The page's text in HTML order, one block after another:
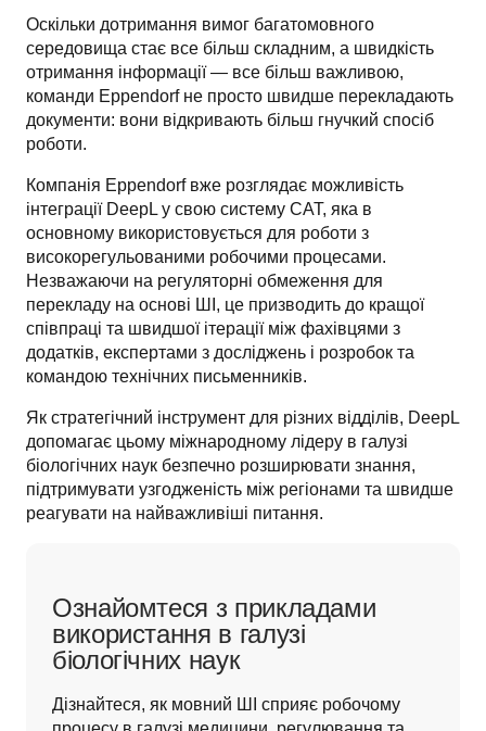
Оскільки дотримання вимог багатомовного
середовища стає все більш складним, а швидкість
отримання інформації — все більш важливою,
команди Eppendorf не просто швидше перекладають
документи: вони відкривають більш гнучкий спосіб
роботи.
Компанія Eppendorf вже розглядає можливість
інтеграції DeepL у свою систему CAT, яка в
основному використовується для роботи з
високорегульованими робочими процесами.
Незважаючи на регуляторні обмеження для
перекладу на основі ШІ, це призводить до кращої
співпраці та швидшої ітерації між фахівцями з
додатків, експертами з досліджень і розробок та
командою технічних письменників.
Як стратегічний інструмент для різних відділів, DeepL
допомагає цьому міжнародному лідеру в галузі
біологічних наук безпечно розширювати знання,
підтримувати узгодженість між регіонами та швидше
реагувати на найважливіші питання.
Ознайомтеся з прикладами
використання в галузі
біологічних наук
Дізнайтеся, як мовний ШІ сприяє робочому